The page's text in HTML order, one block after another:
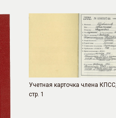
Учетная карточка члена КПСС,
стр. 1